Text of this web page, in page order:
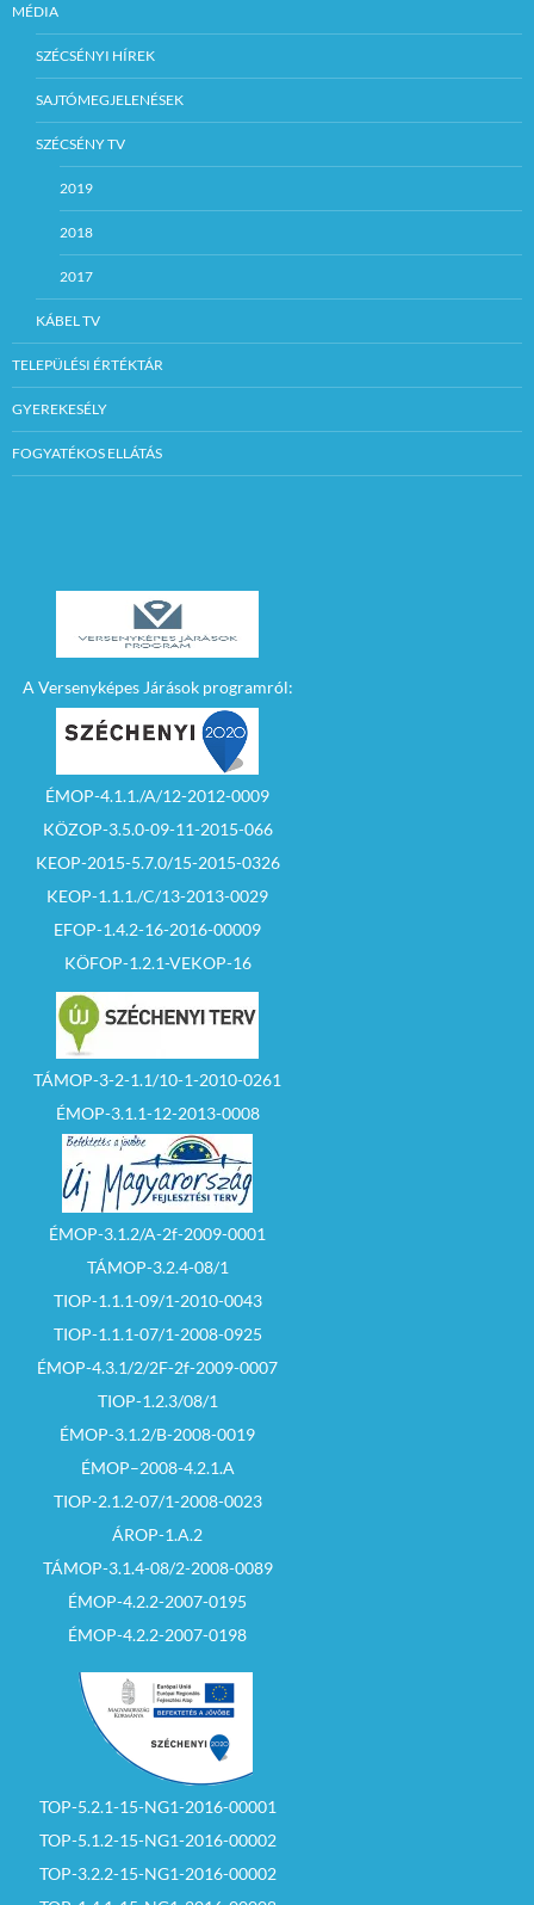
MÉDIA
SZÉCSÉNYI HÍREK
SAJTÓMEGJELENÉSEK
SZÉCSÉNY TV
2019
2018
2017
KÁBEL TV
TELEPÜLÉSI ÉRTÉKTÁR
GYEREKESÉLY
FOGYATÉKOS ELLÁTÁS
A Versenyképes Járások programról:
ÉMOP-4.1.1./A/12-2012-0009
KÖZOP-3.5.0-09-11-2015-066
KEOP-2015-5.7.0/15-2015-0326
KEOP-1.1.1./C/13-2013-0029
EFOP-1.4.2-16-2016-00009
KÖFOP-1.2.1-VEKOP-16
TÁMOP-3-2-1.1/10-1-2010-0261
ÉMOP-3.1.1-12-2013-0008
ÉMOP-3.1.2/A-2f-2009-0001
TÁMOP-3.2.4-08/1
TIOP-1.1.1-09/1-2010-0043
TIOP-1.1.1-07/1-2008-0925
ÉMOP-4.3.1/2/2F-2f-2009-0007
TIOP-1.2.3/08/1
ÉMOP-3.1.2/B-2008-0019
ÉMOP–2008-4.2.1.A
TIOP-2.1.2-07/1-2008-0023
ÁROP-1.A.2
TÁMOP-3.1.4-08/2-2008-0089
ÉMOP-4.2.2-2007-0195
ÉMOP-4.2.2-2007-0198
TOP-5.2.1-15-NG1-2016-00001
TOP-5.1.2-15-NG1-2016-00002
TOP-3.2.2-15-NG1-2016-00002